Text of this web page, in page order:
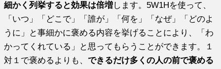
細かく列挙すると効果は倍増します。5W1Hを使って、
「いつ」「どこで」「誰が」「何を」「なぜ」「どのよ
うに」と事細かに褒める内容を挙げることにより、「わ
かってくれている」と思ってもらうことができます。１
対１で褒めるよりも、できるだけ多くの人の前で褒める